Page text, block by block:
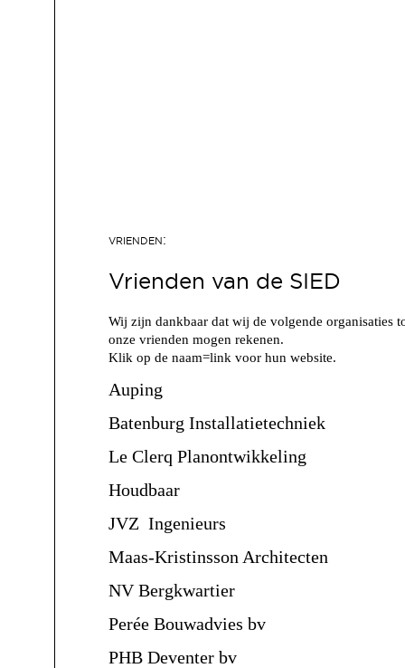
Vrienden van de SIED
Wij zijn dankbaar dat wij de volgende organisaties
onze vrienden mogen rekenen.
Klik op de naam=link voor hun website.
Auping
Batenburg Installatietechniek
Le Clerq Planontwikkeling
Houdbaar
JVZ Ingenieurs
Maas-Kristinsson Architecten
NV Bergkwartier
Perée Bouwadvies bv
PHB Deventer bv